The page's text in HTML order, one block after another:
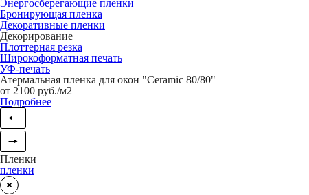
Энергосберегающие пленки
Бронирующая пленка
Декоративные пленки
Декорирование
Плоттерная резка
Широкоформатная печать
УФ-печать
Атермальная пленка для окон "Ceramic 80/80"
от 2100 руб./м2
Подробнее
Пленки
пленки